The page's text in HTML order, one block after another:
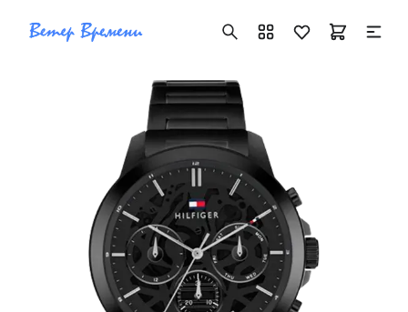
+7 ( 705 ) 181-42-50
info@vetervremeni.kz
Авторизация